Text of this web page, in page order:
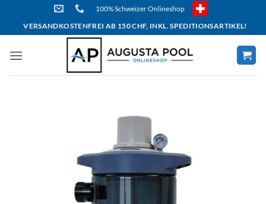
content
100% Schweizer Onlineshop
VERSANDKOSTENFREI AB 150 CHF, INKL. SPEDITIONSARTIKEL!